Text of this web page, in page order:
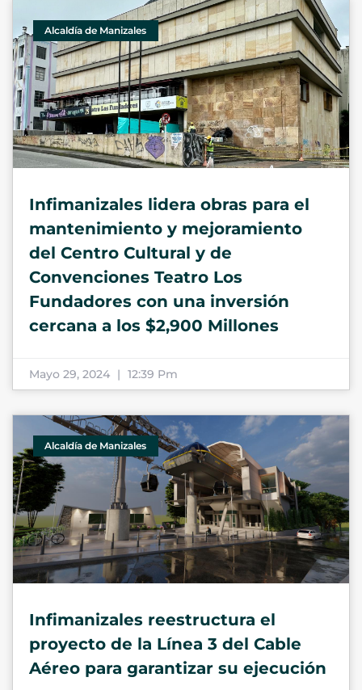
Alcaldía de Manizales
Infimanizales lidera obras para el
mantenimiento y mejoramiento
del Centro Cultural y de
Convenciones Teatro Los
Fundadores con una inversión
cercana a los $2,900 Millones
Mayo 29, 2024 12:39 Pm
Alcaldía de Manizales
Infimanizales reestructura el
proyecto de la Línea 3 del Cable
Aéreo para garantizar su ejecución